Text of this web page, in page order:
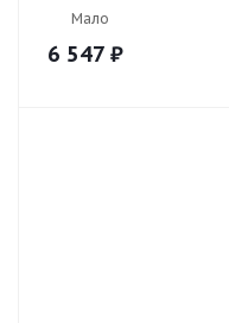
Мало
6 547 ₽